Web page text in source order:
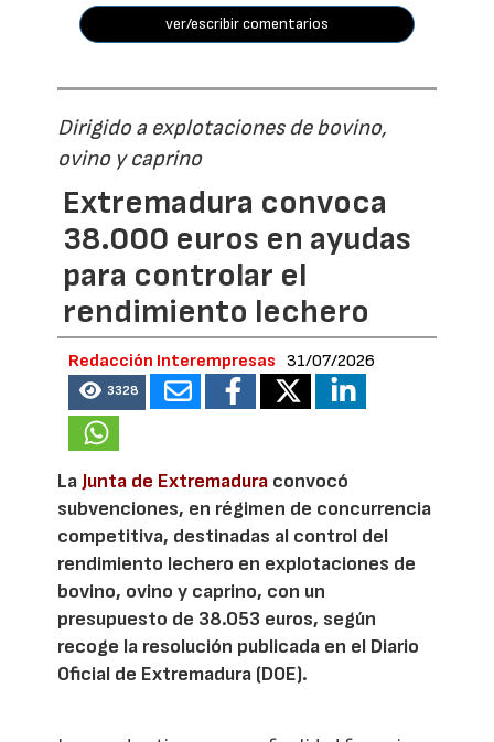
ver/escribir comentarios
Dirigido a explotaciones de bovino,
ovino y caprino
Extremadura convoca
38.000 euros en ayudas
para controlar el
rendimiento lechero
Redacción Interempresas 31/07/2026
3328
LaJunta de Extremadura convocó
subvenciones, en régimen de concurrencia
competitiva, destinadas al control del
rendimiento lechero en explotaciones de
bovino, ovino y caprino, con un
presupuesto de 38.053 euros, según
recoge la resolución publicada en el Diario
Oficial de Extremadura (DOE).